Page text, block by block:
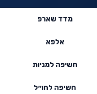
מדד שארפ
אלפא
חשיפה למניות
חשיפה לחו״ל